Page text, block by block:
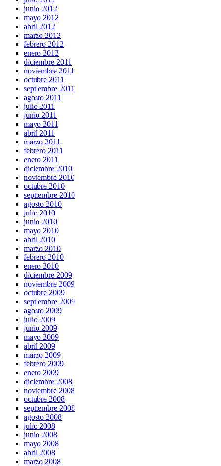
junio 2012
mayo 2012
abril 2012
marzo 2012
febrero 2012
enero 2012
diciembre 2011
noviembre 2011
octubre 2011
septiembre 2011
agosto 2011
julio 2011
junio 2011
mayo 2011
abril 2011
marzo 2011
febrero 2011
enero 2011
diciembre 2010
noviembre 2010
octubre 2010
septiembre 2010
agosto 2010
julio 2010
junio 2010
mayo 2010
abril 2010
marzo 2010
febrero 2010
enero 2010
diciembre 2009
noviembre 2009
octubre 2009
septiembre 2009
agosto 2009
julio 2009
junio 2009
mayo 2009
abril 2009
marzo 2009
febrero 2009
enero 2009
diciembre 2008
noviembre 2008
octubre 2008
septiembre 2008
agosto 2008
julio 2008
junio 2008
mayo 2008
abril 2008
marzo 2008